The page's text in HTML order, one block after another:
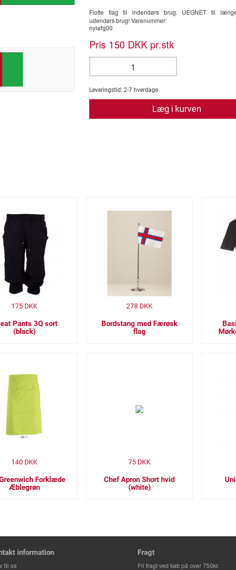
Flotte flag til indendørs brug. UEGNET til
udendørs brug! Varenummer:
nylafg00
Pris 150 DKK pr.stk
Leveringstid: 2-7 hverdage
Læg i kurven
Pants 3Q sort
(black)
175DKK
Bordstang med Færøsk
flag
278 DKK
Forklæde
Æblegrøn
140 DKK
Chef Apron Short hvid
(white)
75DKK
information
til os
Fragt
Fri fragt ved køb på over 750kr.